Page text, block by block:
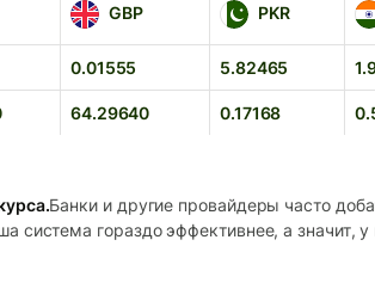
GBP
GBP PKR
PKR
0.01555 5.82465
64.29640 0.17168
Банки и другие провайдеры часто
гораздо эффективнее, а значит, у